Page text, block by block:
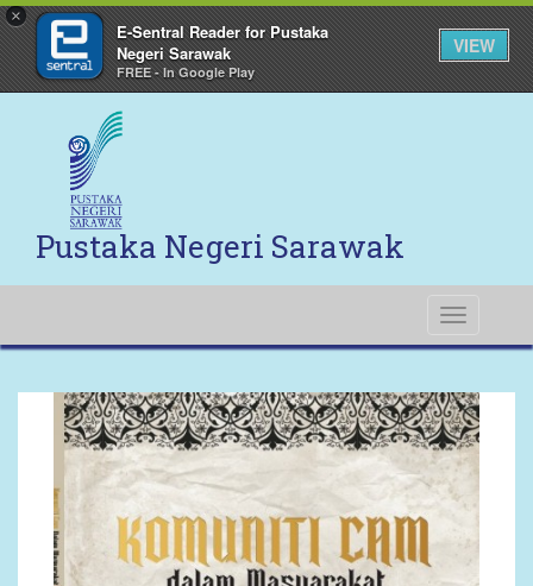
×
E-Sentral Reader for Pustaka
Negeri Sarawak
FREE - In Google Play
VIEW
Pustaka Negeri Sarawak
Toggle